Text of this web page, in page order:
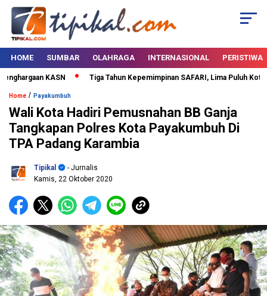
HOME SUMBAR OLAHRAGA INTERNASIONAL PERISTIWA
KASN Tiga Tahun Kepemimpinan SAFARI, Lima Puluh Kota
Home / Payakumbuh
Wali Kota Hadiri Pemusnahan BB Ganja
Tangkapan Polres Kota Payakumbuh Di
TPA Padang Karambia
Tipikal
- Jurnalis
Kamis, 22 Oktober 2020